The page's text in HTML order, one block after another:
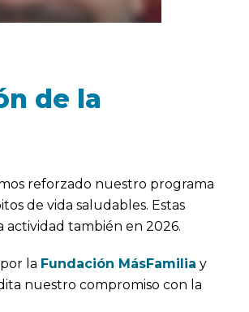
de la
reforzado nuestro programa
de vida saludables. Estas
también en 2026.
la Fundación MásFamilia y
nuestro compromiso con la